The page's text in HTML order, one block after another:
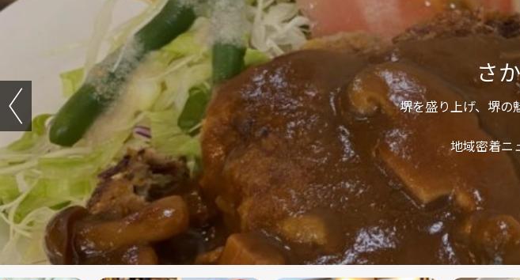
さ
堺を盛り上げ、堺の
地域密着ニ